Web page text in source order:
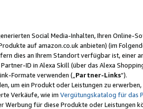
Social Media-Inhalten, Ihren
auf amazon.co.uk anbieten) (im
dies an Ihrem Standort verfügbar ist, einer
ID in Alexa Skill (über das Alexa
Formate verwenden („ Partner-Links“).
um ein Produkt oder Leistungen zu
Verkäufe, wie im Vergütungskatalog für das
für diese Produkte oder Leistungen